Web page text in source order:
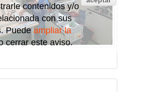
contenidos y/o
con sus
Puedeampliar la
cerrar este aviso.